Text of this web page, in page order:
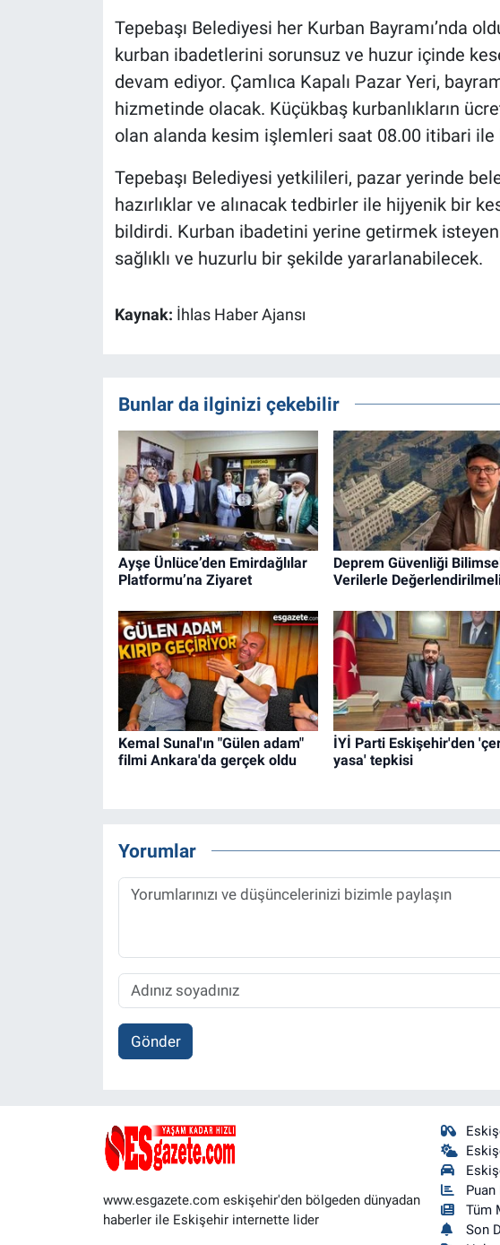
Tepebaşı Belediyesi her Kurban Bayramı’nda
kurban ibadetlerini sorunsuz ve huzur içinde
devam ediyor. Çamlıca Kapalı Pazar Yeri,
hizmetinde olacak. Küçükbaş kurbanlıkların
olan alanda kesim işlemleri saat 08.00 itibari ile
Tepebaşı Belediyesi yetkilileri, pazar yerinde
hazırlıklar ve alınacak tedbirler ile hijyenik bir
bildirdi. Kurban ibadetini yerine getirmek
sağlıklı ve huzurlu bir şekilde yararlanabilecek.
Kaynak: İhlas Haber Ajansı
Bunlar da ilginizi çekebilir
Ayşe Ünlüce’den Emirdağlılar
Platformu’na Ziyaret
Deprem Güvenliği
Verilerle
Kemal Sunal'ın "Gülen adam"
filmi Ankara'da gerçek oldu
İYİ Parti Eskişehir'den
yasa' tepkisi
Yorumlar
Gönder
www.esgazete.com eskişehir'den bölgeden dünyadan
haberler ile Eskişehir internette lider
Tüm
Son
Bilim ve Teknoloji